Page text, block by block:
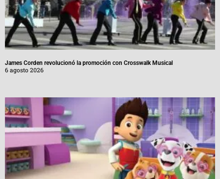
James Corden revolucionó la promoción con Crosswalk Musical
6 agosto 2026